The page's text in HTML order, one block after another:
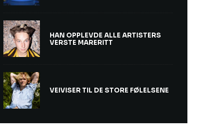
HAN OPPLEVDE ALLE ARTISTERS
VERSTE MARERITT
VEIVISER TIL DE STORE FØLELSENE